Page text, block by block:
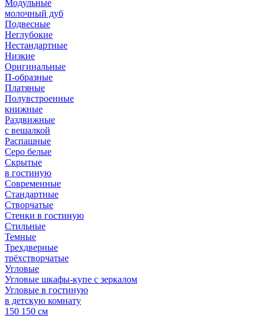
Модульные
молочный дуб
Подвесные
Неглубокие
Нестандартные
Низкие
Оригинальные
П-образные
Платяные
Полувстроенные
книжные
Раздвижные
с вешалкой
Распашные
Серо белые
Скрытые
в гостиную
Современные
Стандартные
Створчатые
Стенки в гостиную
Стильные
Темные
Трехдверные
трёхстворчатые
Угловые
Угловые шкафы-купе с зеркалом
Угловые в гостиную
в детскую комнату
150 150 см